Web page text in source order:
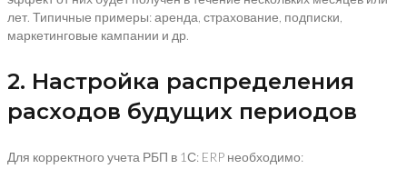
лет. Типичные примеры: аренда, страхование, подписки,
маркетинговые кампании и др.
2. Настройка распределения
расходов будущих периодов
Для корректного учета РБП в 1С: ERP необходимо: